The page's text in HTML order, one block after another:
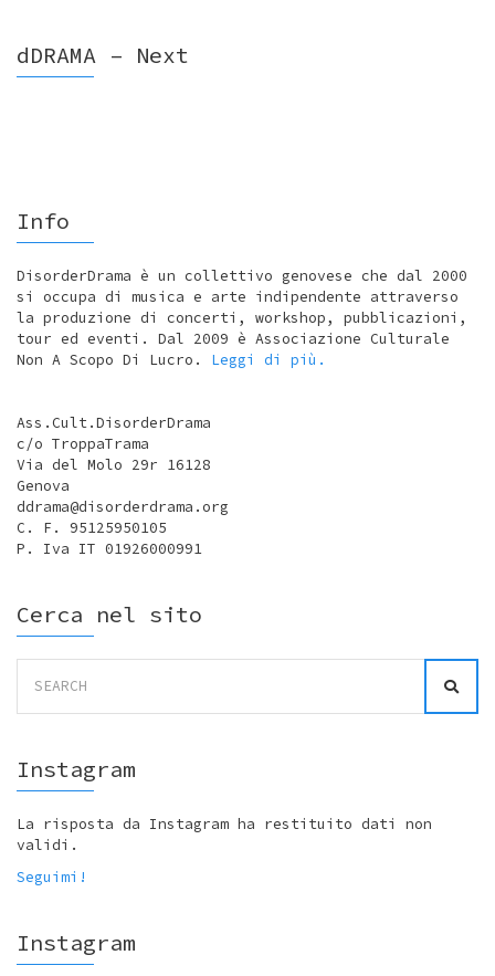
dDRAMA – Next
Info
DisorderDrama è un collettivo genovese che dal 2000
si occupa di musica e arte indipendente attraverso
la produzione di concerti, workshop, pubblicazioni,
tour ed eventi. Dal 2009 è Associazione Culturale
Non A Scopo Di Lucro. Leggi di più.
Ass.Cult.DisorderDrama
c/o TroppaTrama
Via del Molo 29r 16128
Genova
ddrama@disorderdrama.org
C. F. 95125950105
P. Iva IT 01926000991
Cerca nel sito
for:
Instagram
La risposta da Instagram ha restituito dati non
validi.
Seguimi!
Instagram